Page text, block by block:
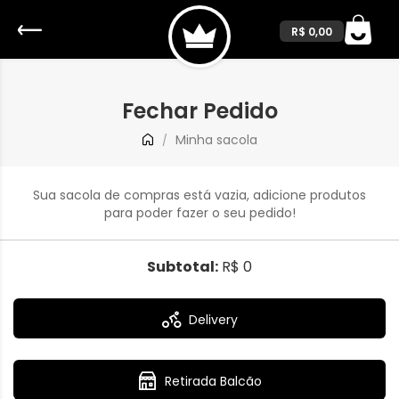
R$ 0,00
Fechar Pedido
/ Minha sacola
Sua sacola de compras está vazia, adicione produtos
para poder fazer o seu pedido!
Subtotal: R$ 0
Delivery
Retirada Balcão